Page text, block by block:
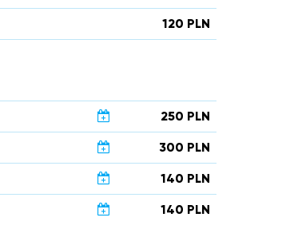
120 PLN
250 PLN
300 PLN
140 PLN
140 PLN